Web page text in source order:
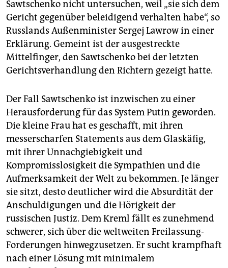
Sawtschenko nicht untersuchen, weil „sie sich dem
Gericht gegenüber beleidigend verhalten habe“, so
Russlands Außenminister Sergej Lawrow in einer
Erklärung. Gemeint ist der ausgestreckte
Mittelfinger, den Sawtschenko bei der letzten
Gerichtsverhandlung den Richtern gezeigt hatte.
Der Fall Sawtschenko ist inzwischen zu einer
Herausforderung für das System Putin geworden.
Die kleine Frau hat es geschafft, mit ihren
messerscharfen Statements aus dem Glaskäfig,
mit ihrer Unnachgiebigkeit und
Kompromisslosigkeit die Sympathien und die
Aufmerksamkeit der Welt zu bekommen. Je länger
sie sitzt, desto deutlicher wird die Absurdität der
Anschuldigungen und die Hörigkeit der
russischen Justiz. Dem Kreml fällt es zunehmend
schwerer, sich über die weltweiten Freilassung-
Forderungen hinwegzusetzen. Er sucht krampfhaft
nach einer Lösung mit minimalem